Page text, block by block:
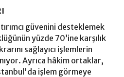
güvenini desteklemek
yüzde 70’ine karşılık
sağlayıcı işlemlerin
Ayrıca hâkim ortaklar,
işlem görmeye